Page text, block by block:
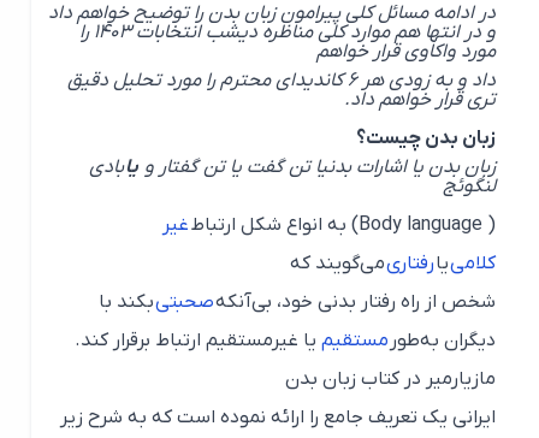
در ادامه مسائل کلی پیرامون زبان بدن را توضیح خواهم داد
و در انتها هم موارد کلی مناظره دیشب انتخابات 1403 را
مورد واکاوی قرار خواهم
داد و به زودی هر 6 کاندیدای محترم را مورد تحلیل دقیق
تری قرار خواهم داد.
زبان بدن چیست؟
زبان بدن یا اشارات بدنیا تن گفت یا تن گفتار ویا بادی
لنگوئج
Body language) به انواع شکل‌ ارتباطغیر
کلامییارفتاریمی‌گویند که
شخص از راه رفتار بدنی خود، بی‌آنکهصحبتیبکند با
دیگران به‌طورمستقیمیا غیرمستقیم ارتباط برقرار کند.
مازیارمیر در کتاب زبان بدن
ایرانی یک تعریف جامع را ارائه نموده است که به شرح زیر